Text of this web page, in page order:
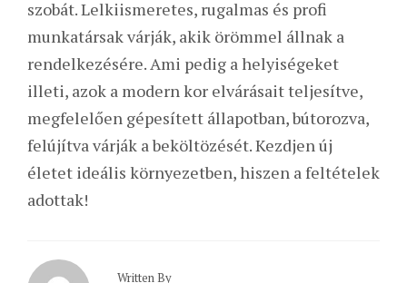
szobát. Lelkiismeretes, rugalmas és profi
munkatársak várják, akik örömmel állnak a
rendelkezésére. Ami pedig a helyiségeket
illeti, azok a modern kor elvárásait teljesítve,
megfelelően gépesített állapotban, bútorozva,
felújítva várják a beköltözését. Kezdjen új
életet ideális környezetben, hiszen a feltételek
adottak!
Written By